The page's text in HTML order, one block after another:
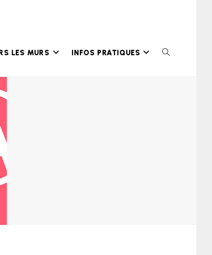
LES MURS INFOS PRATIQUES TOGGLE